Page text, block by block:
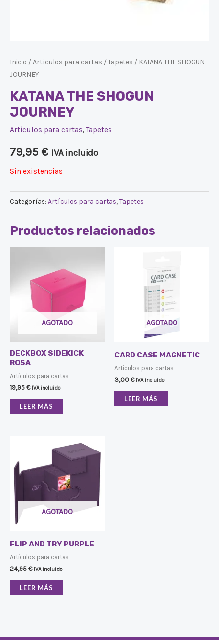
Inicio /Artículos para cartas /Tapetes / KATANA THE SHOGUN
JOURNEY
KATANA THE SHOGUN
JOURNEY
Artículos para cartas,Tapetes
79,95 € IVA incluido
Sin existencias
Categorías: Artículos para cartas,Tapetes
Productos relacionados
AGOTADO
DECKBOX SIDEKICK
ROSA
Artículos para cartas
19,95€ IVA incluido
LEER MÁS
AGOTADO
CARD CASE MAGNETIC
Artículos para cartas
3,00€ IVA incluido
LEER MÁS
AGOTADO
FLIP AND TRY PURPLE
Artículos para cartas
24,95€ IVA incluido
LEER MÁS